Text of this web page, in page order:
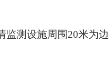
监测设施周围20米为边